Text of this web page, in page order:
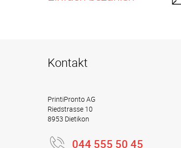
Kontakt
PrintiPronto AG
Riedstrasse 10
8953 Dietikon
044 555 50 45